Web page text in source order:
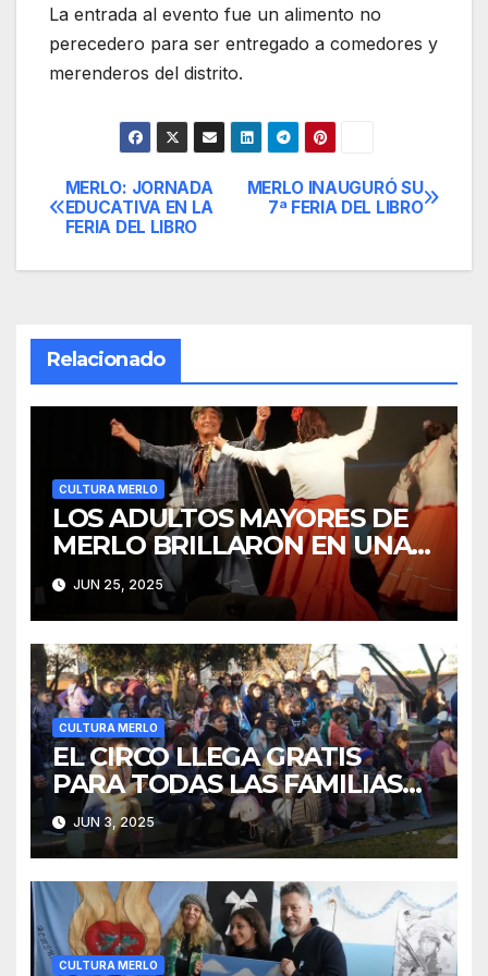
La entrada al evento fue un alimento no
perecedero para ser entregado a comedores y
merenderos del distrito.
Navegación
de
MERLO INAUGURÓ SU
7ª FERIA DEL LIBRO
MERLO: JORNADA
EDUCATIVA EN LA
FERIA DEL LIBRO
Relacionado
CULTURA MERLO
LOS ADULTOS MAYORES DE
MERLO BRILLARON EN UNA
MUESTRA ARTÍSTICA
JUN 25, 2025
CULTURA MERLO
EL CIRCO LLEGA GRATIS
PARA TODAS LAS FAMILIAS
DE MERLO
JUN 3, 2025
CULTURA MERLO